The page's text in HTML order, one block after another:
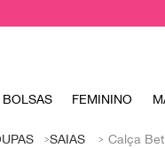
BOLSAS FEMININO
SAIAS Calça